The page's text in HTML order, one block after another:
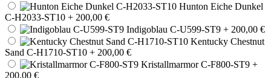
Hunton Eiche Dunkel
C-H2033-ST10 + 200,00 €
Indigoblau C-U599-ST9 + 200,00 €
Kentucky Chestnut
Sand C-H1710-ST10 + 200,00 €
Kristallmarmor C-F800-ST9 +
200,00 €